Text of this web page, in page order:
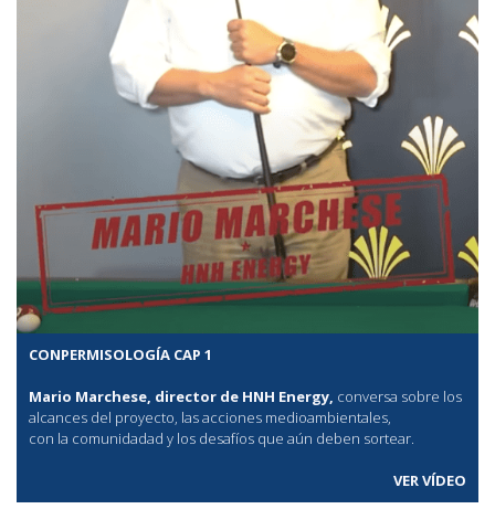
CONPERMISOLOGÍA CAP 1
Mario Marchese, director de HNH Energy, conversa sobre los
alcances del proyecto, las acciones medioambientales,
con la comunidadad y los desafíos que aún deben sortear.
VER VÍDEO